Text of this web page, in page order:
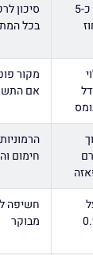
עד כ-5
סיכון
בכל
מקור
אם
חימום
חשיפה
מבוקר